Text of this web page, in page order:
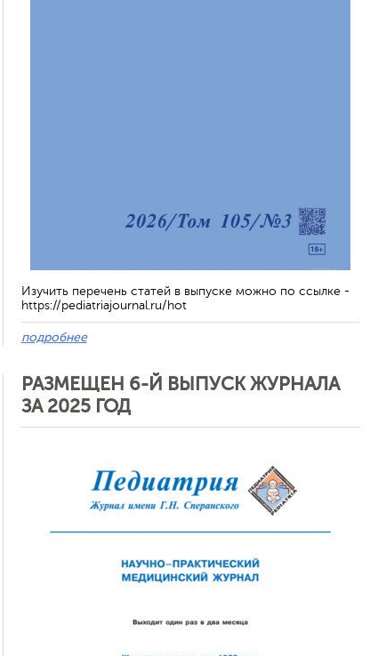
Изучить перечень статей в выпуске можно по ссылке -
https://pediatriajournal.ru/hot
подробнее
РАЗМЕЩЕН 6-Й ВЫПУСК ЖУРНАЛА
ЗА 2025 ГОД